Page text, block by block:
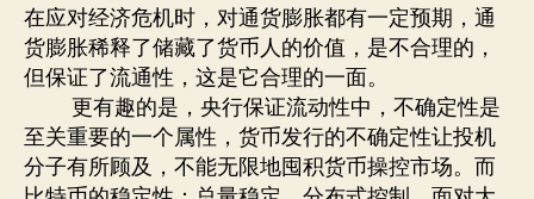
在应对经济危机时，对通货膨胀都有一定预期，通
货膨胀稀释了储藏了货币人的价值，是不合理的，
但保证了流通性，这是它合理的一面。
更有趣的是，央行保证流动性中，不确定性是
至关重要的一个属性，货币发行的不确定性让投机
分子有所顾及，不能无限地囤积货币操控市场。而